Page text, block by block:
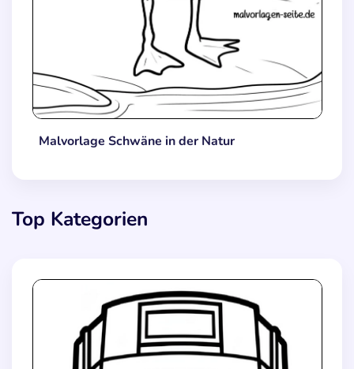
Malvorlage Schwäne in der Natur
Top Kategorien